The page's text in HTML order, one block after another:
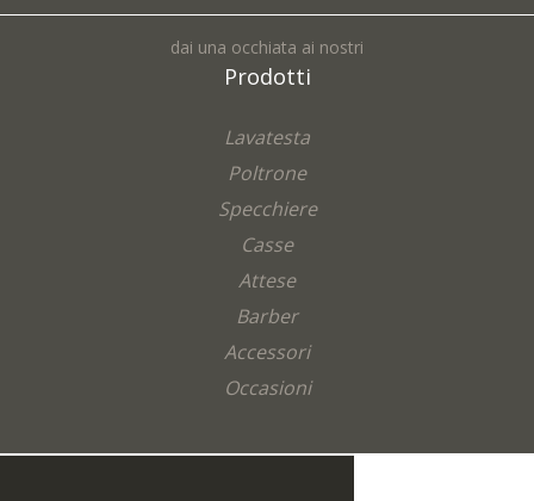
dai una occhiata ai nostri
Prodotti
Lavatesta
Poltrone
Specchiere
Casse
Attese
Barber
Accessori
Occasioni